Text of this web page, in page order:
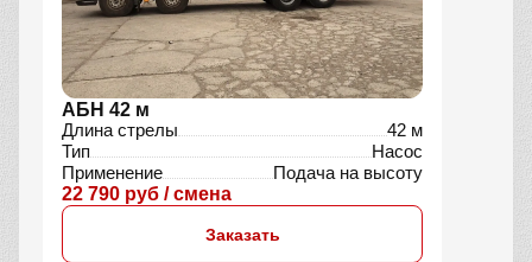
АБН 42 м
Длина стрелы
42 м
Тип
Насос
Применение
Подача на высоту
22 790 руб / смена
Заказать